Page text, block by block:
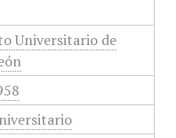
Universitario de